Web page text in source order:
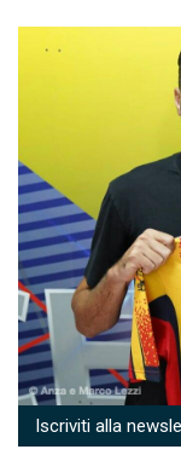
Iscriviti alla